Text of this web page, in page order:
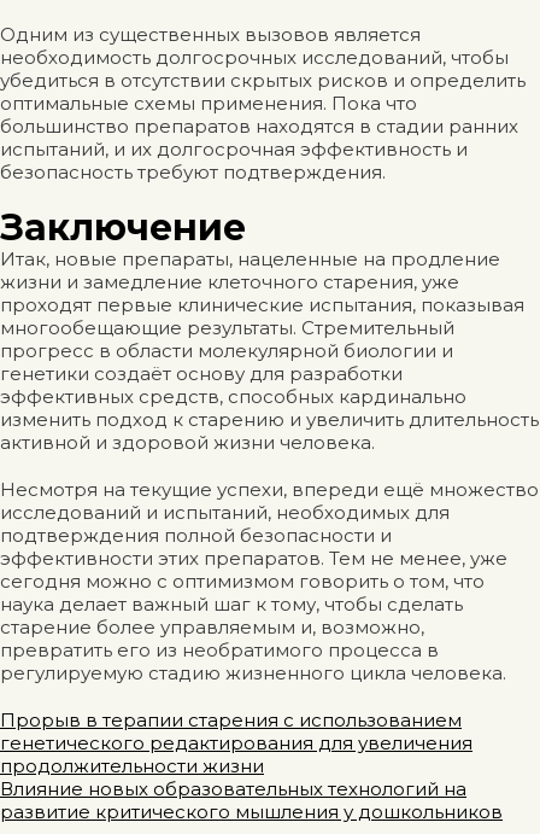
Одним из существенных вызовов является
необходимость долгосрочных исследований, чтобы
убедиться в отсутствии скрытых рисков и определить
оптимальные схемы применения. Пока что
большинство препаратов находятся в стадии ранних
испытаний, и их долгосрочная эффективность и
безопасность требуют подтверждения.
Заключение
Итак, новые препараты, нацеленные на продление
жизни и замедление клеточного старения, уже
проходят первые клинические испытания, показывая
многообещающие результаты. Стремительный
прогресс в области молекулярной биологии и
генетики создаёт основу для разработки
эффективных средств, способных кардинально
изменить подход к старению и увеличить длительность
активной и здоровой жизни человека.
Несмотря на текущие успехи, впереди ещё множество
исследований и испытаний, необходимых для
подтверждения полной безопасности и
эффективности этих препаратов. Тем не менее, уже
сегодня можно с оптимизмом говорить о том, что
наука делает важный шаг к тому, чтобы сделать
старение более управляемым и, возможно,
превратить его из необратимого процесса в
регулируемую стадию жизненного цикла человека.
Навигация
по
записям
Прорыв в терапии старения с использованием
генетического редактирования для увеличения
продолжительности жизни
Влияние новых образовательных технологий на
развитие критического мышления у дошкольников